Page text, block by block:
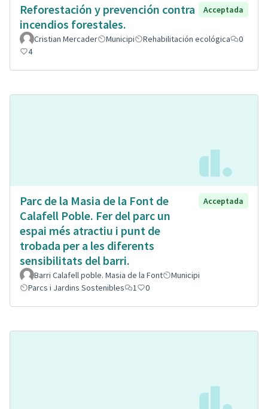
Reforestación y prevención contra
incendios forestales.
Acceptada
Cristian Mercader Municipi Rehabilitación ecológica
0
4
Parc de la Masia de la Font de
Calafell Poble. Fer del parc un
espai més atractiu i punt de
trobada per a les diferents
sensibilitats del barri.
Acceptada
Barri Calafell poble. Masia de la Font
Municipi
Parcs i Jardins Sostenibles
1 0